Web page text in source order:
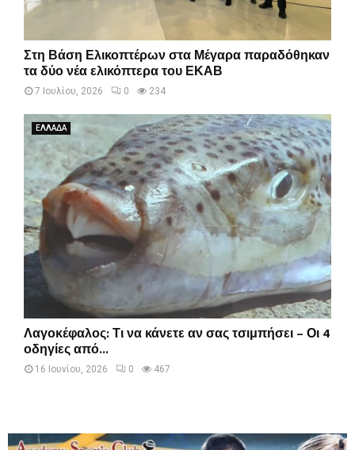
Στη Βάση Ελικοπτέρων στα Μέγαρα παραδόθηκαν
τα δύο νέα ελικόπτερα του ΕΚΑΒ
7 Ιουλίου, 2026 0 234
ΕΛΛΑΔΑ
Λαγοκέφαλος: Τι να κάνετε αν σας τσιμπήσει – Οι 4
οδηγίες από...
16 Ιουνίου, 2026 0 467